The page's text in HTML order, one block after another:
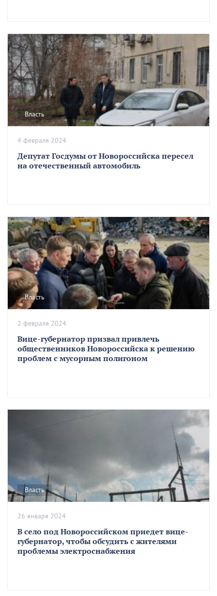
Власть
Депутат Госдумы от Новороссийска пересел
на отечественный автомобиль
4 февраля 2024
Власть
Вице-губернатор призвал привлечь
общественников Новороссийска к решению
проблем с мусорным полигоном
2 февраля 2024
Власть
В село под Новороссийском приедет вице-
губернатор, чтобы обсудить с жителями
проблемы электроснабжения
26 января 2024